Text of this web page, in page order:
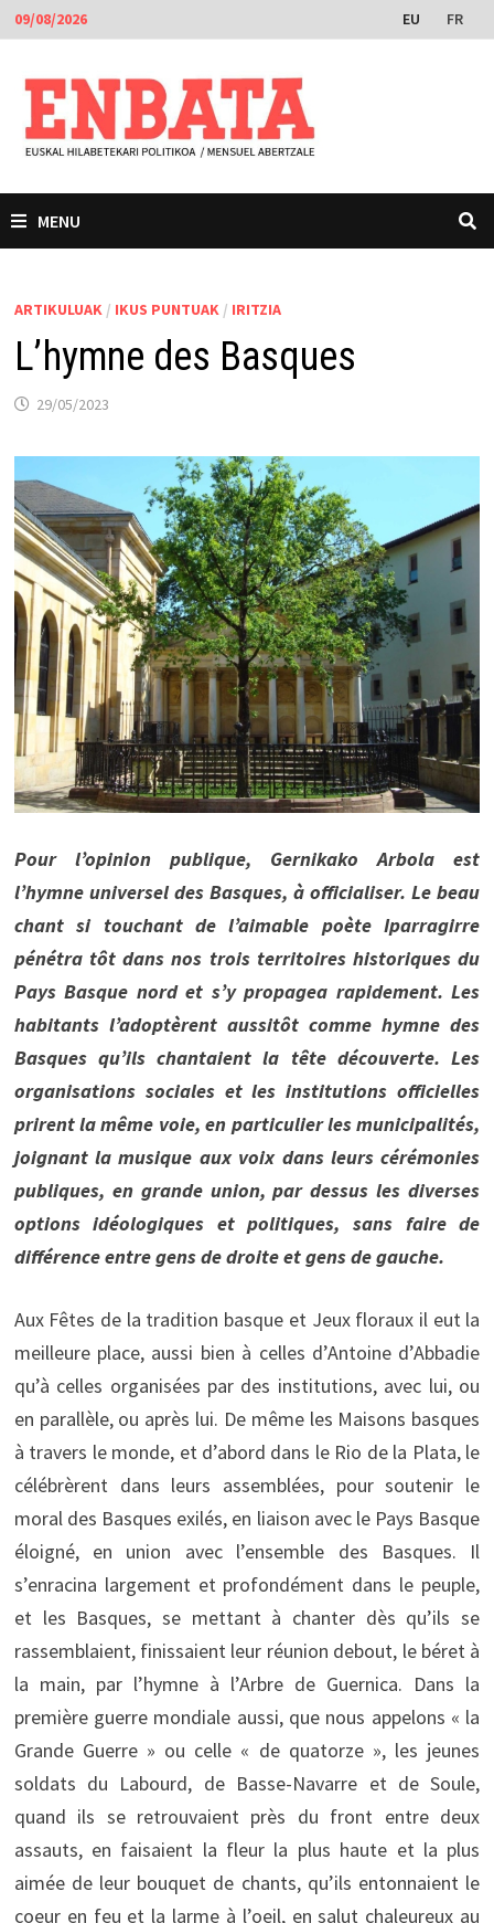
Skip
to
content
09/08/2026 EU FR
MENU
ARTIKULUAK / IKUS PUNTUAK / IRITZIA
L’hymne des Basques
29/05/2023
Pour l’opinion publique, Gernikako Arbola est
l’hymne universel des Basques, à officialiser. Le beau
chant si touchant de l’aimable poète Iparragirre
pénétra tôt dans nos trois territoires historiques du
Pays Basque nord et s’y propagea rapidement. Les
habitants l’adoptèrent aussitôt comme hymne des
Basques qu’ils chantaient la tête découverte. Les
organisations sociales et les institutions officielles
prirent la même voie, en particulier les municipalités,
joignant la musique aux voix dans leurs cérémonies
publiques, en grande union, par dessus les diverses
options idéologiques et politiques, sans faire de
différence entre gens de droite et gens de gauche.
Aux Fêtes de la tradition basque et Jeux floraux il eut la
meilleure place, aussi bien à celles d’Antoine d’Abbadie
qu’à celles organisées par des institutions, avec lui, ou
en parallèle, ou après lui. De même les Maisons basques
à travers le monde, et d’abord dans le Rio de la Plata, le
célébrèrent dans leurs assemblées, pour soutenir le
moral des Basques exilés, en liaison avec le Pays Basque
éloigné, en union avec l’ensemble des Basques. Il
s’enracina largement et profondément dans le peuple,
et les Basques, se mettant à chanter dès qu’ils se
rassemblaient, finissaient leur réunion debout, le béret à
la main, par l’hymne à l’Arbre de Guernica. Dans la
première guerre mondiale aussi, que nous appelons « la
Grande Guerre » ou celle « de quatorze », les jeunes
soldats du Labourd, de Basse-Navarre et de Soule,
quand ils se retrouvaient près du front entre deux
assauts, en faisaient la fleur la plus haute et la plus
aimée de leur bouquet de chants, qu’ils entonnaient le
coeur en feu et la larme à l’oeil, en salut chaleureux au